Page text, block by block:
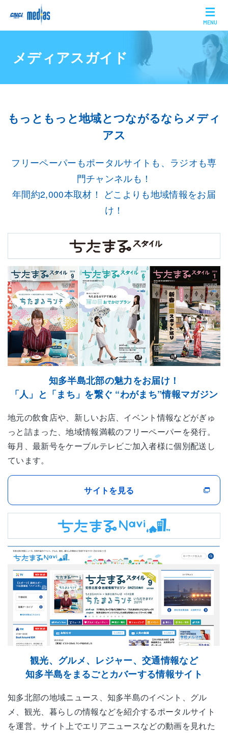
MENU
メディアスガイド
もっともっと地域とつながるならメディ
アス
フリーペーパーもポータルサイトも、ラジオも専
門チャンネルも！
年間約2,000本取材！ どこよりも地域情報をお届
け！
知多半島北部の魅力をお届け！
「人」と「まち」を繋ぐ “わがまち”情報マガジン
地元の飲食店や、新しいお店、イベント情報などがぎゅ
っと詰まった、地域情報満載のフリーペーパーを発行。
毎月、最新号をケーブルテレビご加入者様に個別配送し
ています。
サイトを見る
観光、グルメ、レジャー、交通情報など
知多半島をまるごとカバーする情報サイト
知多北部の地域ニュース、知多半島のイベント、グル
メ、観光、暮らしの情報などを紹介するポータルサイト
を運営。サイト上でエリアニュースなどの動画を見れた